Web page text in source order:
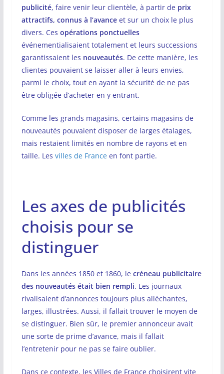
publicité, faire venir leur clientèle, à partir de prix
attractifs, connus à l’avanceet sur un choix le plus
divers. Ces opérations ponctuelles
événementialisaient totalement et leurs successions
garantissaient les nouveautés. De cette manière, les
clientes pouvaient se laisser aller à leurs envies,
parmi le choix, tout en ayant la sécurité de ne pas
être obligée d’acheter en y entrant.
Comme les grands magasins, certains magasins de
nouveautés pouvaient disposer de larges étalages,
mais restaient limités en nombre de rayons et en
taille. Les villes de Franceen font partie.
Les axes de publicités
choisis pour se
distinguer
Dans les années 1850 et 1860, le créneau publicitaire
des nouveautés était bien rempli. Les journaux
rivalisaient d’annonces toujours plus alléchantes,
larges, illustrées. Aussi, il fallait trouver le moyen de
se distinguer. Bien sûr, le premier annonceur avait
une sorte de prime d’avance, mais il fallait
l’entretenir pour ne pas se faire oublier.
Dans ce contexte, les Villes de France choisirent vite